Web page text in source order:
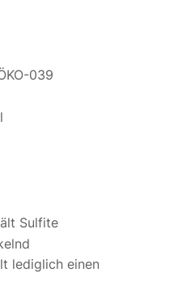
039
Sulfite
lediglich einen